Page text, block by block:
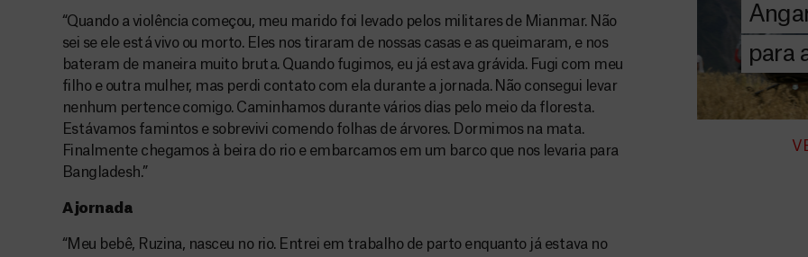
“Quando a violência começou, meu marido foi levado pelos militares de Mianmar. Não
sei se ele está vivo ou morto. Eles nos tiraram de nossas casas e as queimaram, e nos
bateram de maneira muito bruta. Quando fugimos, eu já estava grávida. Fugi com meu
filho e outra mulher, mas perdi contato com ela durante a jornada. Não consegui levar
nenhum pertence comigo. Caminhamos durante vários dias pelo meio da floresta.
Estávamos famintos e sobrevivi comendo folhas de árvores. Dormimos na mata.
Finalmente chegamos à beira do rio e embarcamos em um barco que nos levaria para
Bangladesh.”
A jornada
“Meu bebê, Ruzina, nasceu no rio. Entrei em trabalho de parto enquanto já estava no
para
humanitária
DOE
AGORA